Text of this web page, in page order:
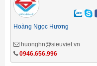
Hoàng Ngọc Hương
huonghn@sieuviet.vn
0946.656.996